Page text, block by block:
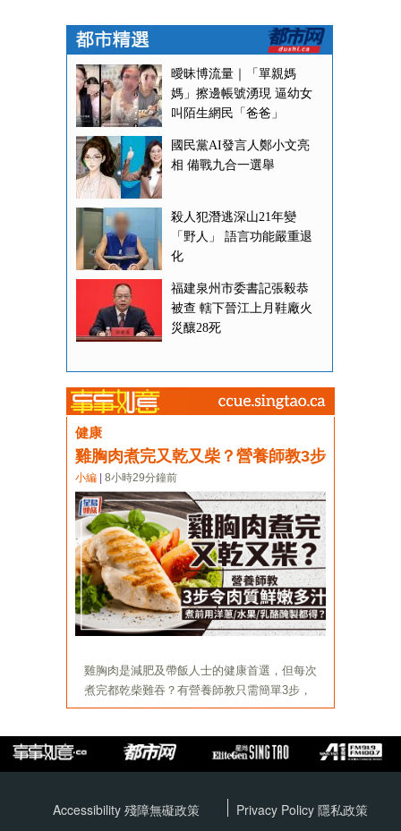
Accessibility 殘障無礙政策 Privacy Policy 隱私政策